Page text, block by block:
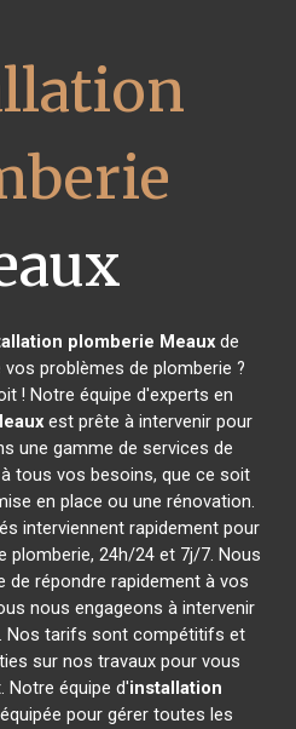
plomberie Meauxde
problèmes de plomberie ?
! Notre équipe d'experts en
est prête à intervenir pour
une gamme de services de
tous vos besoins, que ce soit
en place ou une rénovation.
interviennent rapidement pour
plomberie, 24h/24 et 7j/7. Nous
répondre rapidement à vos
nous engageons à intervenir
Nos tarifs sont compétitifs et
sur nos travaux pour vous
Notre équipe d'installation
pour gérer toutes les